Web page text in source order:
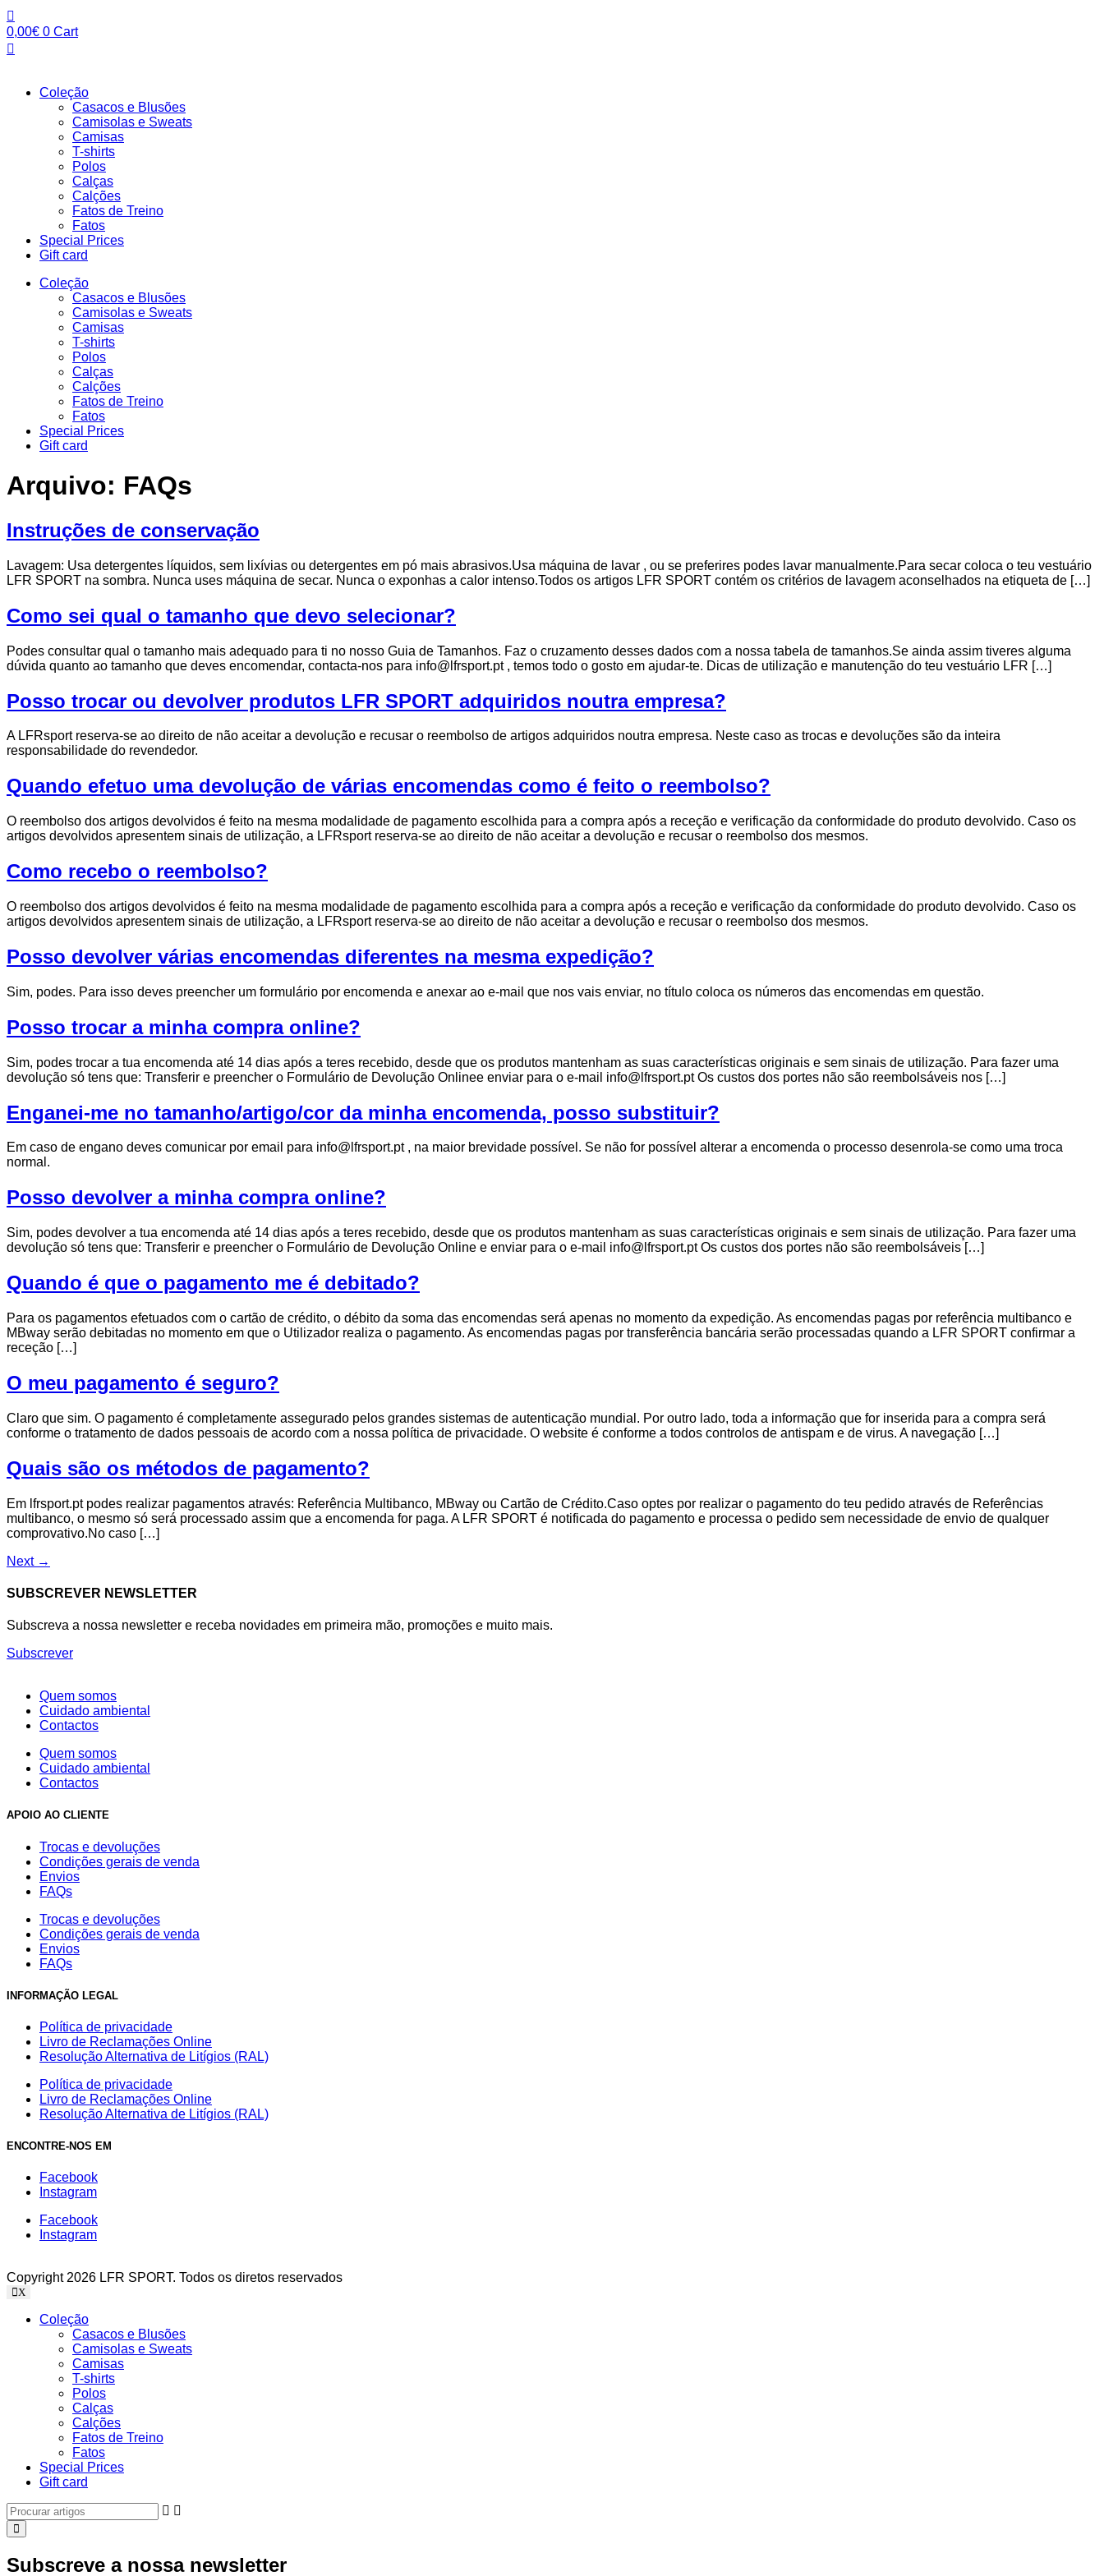
Pular
para
o
conteúdo
0,00€ 0 Cart
Coleção
Casacos e Blusões
Camisolas e Sweats
Camisas
T-shirts
Polos
Calças
Calções
Fatos de Treino
Fatos
Special Prices
Gift card
Coleção
Casacos e Blusões
Camisolas e Sweats
Camisas
T-shirts
Polos
Calças
Calções
Fatos de Treino
Fatos
Special Prices
Gift card
Arquivo: FAQs
Instruções de conservação
Lavagem: Usa detergentes líquidos, sem lixívias ou detergentes em pó mais abrasivos.Usa máquina de lavar , ou se preferires podes lavar manualmente.Para secar coloca o teu vestuário
LFR SPORT na sombra. Nunca uses máquina de secar. Nunca o exponhas a calor intenso.Todos os artigos LFR SPORT contém os critérios de lavagem aconselhados na etiqueta de […]
Como sei qual o tamanho que devo selecionar?
Podes consultar qual o tamanho mais adequado para ti no nosso Guia de Tamanhos. Faz o cruzamento desses dados com a nossa tabela de tamanhos.Se ainda assim tiveres alguma
dúvida quanto ao tamanho que deves encomendar, contacta-nos para info@lfrsport.pt , temos todo o gosto em ajudar-te. Dicas de utilização e manutenção do teu vestuário LFR […]
Posso trocar ou devolver produtos LFR SPORT adquiridos noutra empresa?
A LFRsport reserva-se ao direito de não aceitar a devolução e recusar o reembolso de artigos adquiridos noutra empresa. Neste caso as trocas e devoluções são da inteira
responsabilidade do revendedor.
Quando efetuo uma devolução de várias encomendas como é feito o reembolso?
O reembolso dos artigos devolvidos é feito na mesma modalidade de pagamento escolhida para a compra após a receção e verificação da conformidade do produto devolvido. Caso os
artigos devolvidos apresentem sinais de utilização, a LFRsport reserva-se ao direito de não aceitar a devolução e recusar o reembolso dos mesmos.
Como recebo o reembolso?
O reembolso dos artigos devolvidos é feito na mesma modalidade de pagamento escolhida para a compra após a receção e verificação da conformidade do produto devolvido. Caso os
artigos devolvidos apresentem sinais de utilização, a LFRsport reserva-se ao direito de não aceitar a devolução e recusar o reembolso dos mesmos.
Posso devolver várias encomendas diferentes na mesma expedição?
Sim, podes. Para isso deves preencher um formulário por encomenda e anexar ao e-mail que nos vais enviar, no título coloca os números das encomendas em questão.
Posso trocar a minha compra online?
Sim, podes trocar a tua encomenda até 14 dias após a teres recebido, desde que os produtos mantenham as suas características originais e sem sinais de utilização. Para fazer uma
devolução só tens que: Transferir e preencher o Formulário de Devolução Onlinee enviar para o e-mail info@lfrsport.pt Os custos dos portes não são reembolsáveis nos […]
Enganei-me no tamanho/artigo/cor da minha encomenda, posso substituir?
Em caso de engano deves comunicar por email para info@lfrsport.pt , na maior brevidade possível. Se não for possível alterar a encomenda o processo desenrola-se como uma troca
normal.
Posso devolver a minha compra online?
Sim, podes devolver a tua encomenda até 14 dias após a teres recebido, desde que os produtos mantenham as suas características originais e sem sinais de utilização. Para fazer uma
devolução só tens que: Transferir e preencher o Formulário de Devolução Online e enviar para o e-mail info@lfrsport.pt Os custos dos portes não são reembolsáveis […]
Quando é que o pagamento me é debitado?
Para os pagamentos efetuados com o cartão de crédito, o débito da soma das encomendas será apenas no momento da expedição. As encomendas pagas por referência multibanco e
MBway serão debitadas no momento em que o Utilizador realiza o pagamento. As encomendas pagas por transferência bancária serão processadas quando a LFR SPORT confirmar a
receção […]
O meu pagamento é seguro?
Claro que sim. O pagamento é completamente assegurado pelos grandes sistemas de autenticação mundial. Por outro lado, toda a informação que for inserida para a compra será
conforme o tratamento de dados pessoais de acordo com a nossa política de privacidade. O website é conforme a todos controlos de antispam e de virus. A navegação […]
Quais são os métodos de pagamento?
Em lfrsport.pt podes realizar pagamentos através: Referência Multibanco, MBway ou Cartão de Crédito.Caso optes por realizar o pagamento do teu pedido através de Referências
multibanco, o mesmo só será processado assim que a encomenda for paga. A LFR SPORT é notificada do pagamento e processa o pedido sem necessidade de envio de qualquer
comprovativo.No caso […]
Next →
SUBSCREVER NEWSLETTER
Subscreva a nossa newsletter e receba novidades em primeira mão, promoções e muito mais.
Subscrever
Quem somos
Cuidado ambiental
Contactos
Quem somos
Cuidado ambiental
Contactos
APOIO AO CLIENTE
Trocas e devoluções
Condições gerais de venda
Envios
FAQs
Trocas e devoluções
Condições gerais de venda
Envios
FAQs
INFORMAÇÃO LEGAL
Política de privacidade
Livro de Reclamações Online
Resolução Alternativa de Litígios (RAL)
Política de privacidade
Livro de Reclamações Online
Resolução Alternativa de Litígios (RAL)
ENCONTRE-NOS EM
Facebook
Instagram
Facebook
Instagram
Copyright 2026 LFR SPORT. Todos os diretos reservados
X
Coleção
Casacos e Blusões
Camisolas e Sweats
Camisas
T-shirts
Polos
Calças
Calções
Fatos de Treino
Fatos
Special Prices
Gift card
Subscreve a nossa newsletter